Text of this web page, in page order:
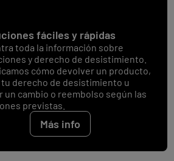
fáciles y rápidas
toda la información sobre
y derecho de desistimiento.
cómo devolver un producto,
derecho de desistimiento u
un cambio o reembolso según las
previstas.
Más info